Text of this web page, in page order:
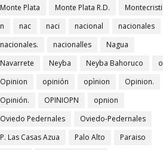
Monte Plata
Monte Plata R.D.
Montecristi
n
nac naci nacional
nacionales
nacionales.
nacionalles
Nagua
Navarrete
Neyba Neyba Bahoruco
o
Opinion
opinión opìnion
Opinion.
Opinión.
OPINIOPN
opnion
Oviedo Pedernales
Oviedo-Pedernales
P. Las Casas Azua
Palo Alto
Paraiso